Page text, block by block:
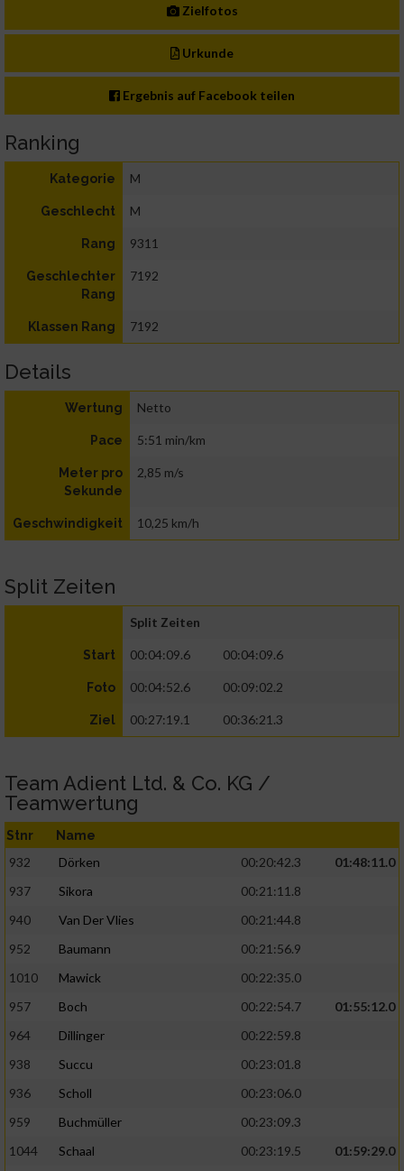
Zielfotos
Urkunde
Ergebnis auf Facebook teilen
Ranking
Kategorie M
Geschlecht M
Rang 9311
Geschlechter
Rang
7192
Klassen Rang 7192
Details
Wertung Netto
Pace 5:51 min/km
Meter pro
Sekunde
2,85 m/s
Geschwindigkeit 10,25 km/h
Split Zeiten
Split Zeiten
Start 00:04:09.6 00:04:09.6
Foto 00:04:52.6 00:09:02.2
Ziel 00:27:19.1 00:36:21.3
Team Adient Ltd. & Co. KG /
Teamwertung
Stnr Name
932 Dörken 00:20:42.3
01:48:11.0
937
Sikora
00:21:11.8
940
Van Der Vlies
00:21:44.8
952
Baumann
00:21:56.9
1010
Mawick
00:22:35.0
957
Boch 00:22:54.7
01:55:12.0
964
Dillinger
00:22:59.8
938
Succu
00:23:01.8
936
Scholl
00:23:06.0
959
Buchmüller
00:23:09.3
1044
Schaal 00:23:19.5
01:59:29.0